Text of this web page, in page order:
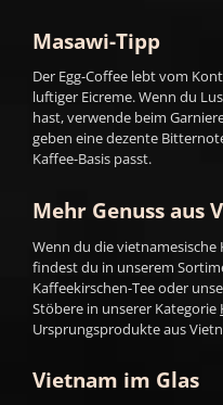
Masawi-Tipp
Der Egg-Coffee lebt vom
luftiger Eicreme. Wenn du
hast, verwende beim
geben eine dezente
Kaffee-Basis passt.
Mehr Genuss aus
Wenn du die
findest du in unserem
Kaffeekirschen-Tee oder
Stöbere in unserer Kategorie
Ursprungsprodukte aus
Vietnam im Glas